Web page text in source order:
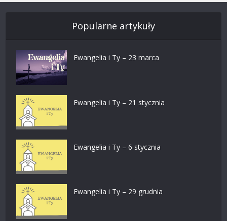
Popularne artykuły
Ewangelia i Ty – 23 marca
Ewangelia i Ty – 21 stycznia
Ewangelia i Ty – 6 stycznia
Ewangelia i Ty – 29 grudnia